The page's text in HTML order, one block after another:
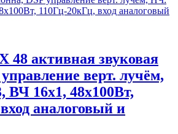
48 активная звуковая
верт. лучём,
ВЧ 16x1, 48х100Вт,
аналоговый и